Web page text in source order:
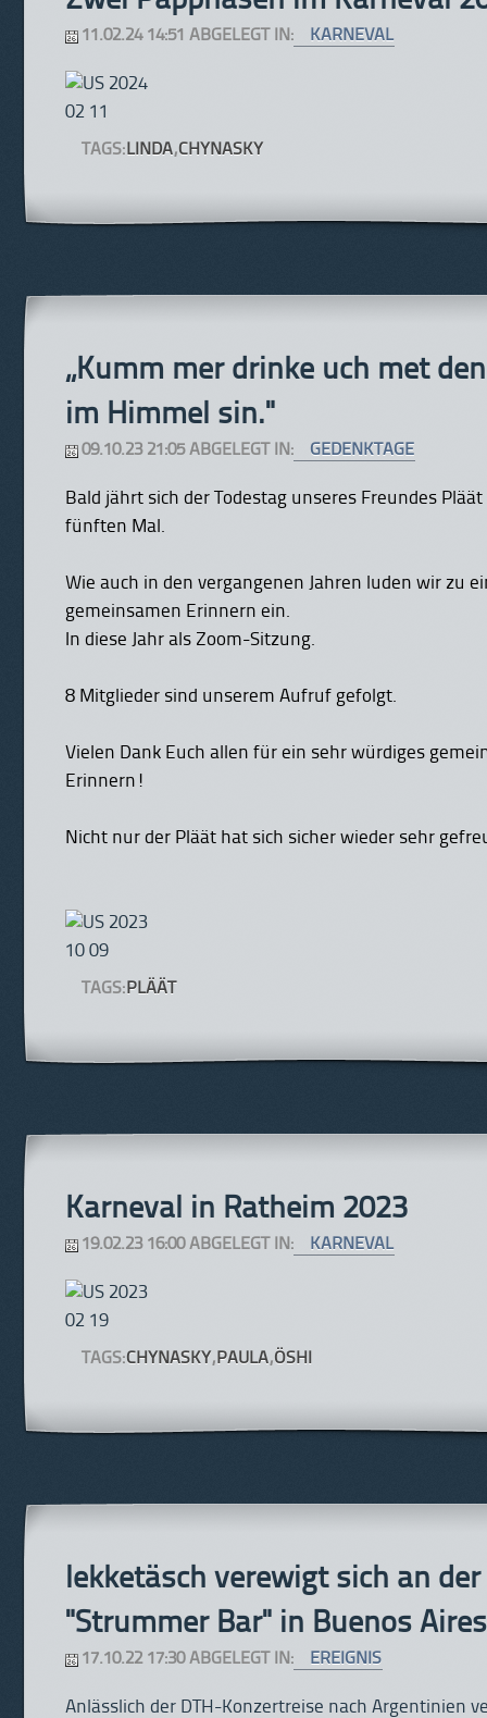
11.02.24 14:51 ABGELEGT IN: KARNEVAL
TAGS: LINDA,CHYNASKY
„Kumm mer drinke uch met
im Himmel sin."
09.10.23 21:05 ABGELEGT IN: GEDENKTAGE
Bald jährt sich der Todestag unseres Freundes
fünften Mal.
Wie auch in den vergangenen Jahren luden wir zu
gemeinsamen Erinnern ein.
In diese Jahr als Zoom-Sitzung.
8 Mitglieder sind unserem Aufruf gefolgt.
Vielen Dank Euch allen für ein sehr würdiges
Erinnern!
Nicht nur der Pläät hat sich sicher wieder sehr
TAGS: PLÄÄT
Karneval in Ratheim 2023
19.02.23 16:00 ABGELEGT IN: KARNEVAL
TAGS:CHYNASKY, PAULA,ÖSHI
lekketäsch verewigt sich an der
"Strummer Bar" in Buenos Aires
17.10.22 17:30 ABGELEGT IN: EREIGNIS
Anlässlich der DTH-Konzertreise nach Argentinien